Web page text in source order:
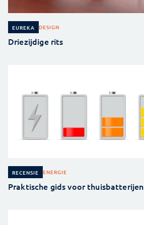
EUREKA DESIGN
Driezijdige rits
RECENSIE ENERGIE
Praktische gids voor thuisbatterijen